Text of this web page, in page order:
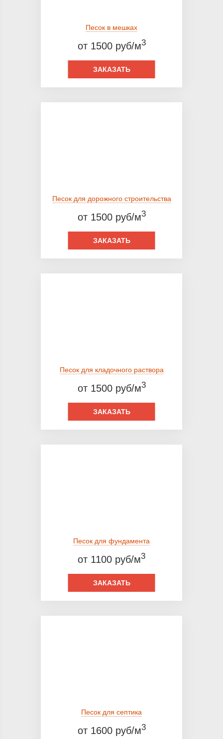
Песок в мешках
от 1500 руб/м3
ЗАКАЗАТЬ
Песок для дорожного строительства
от 1500 руб/м3
ЗАКАЗАТЬ
Песок для кладочного раствора
от 1500 руб/м3
ЗАКАЗАТЬ
Песок для фундамента
от 1100 руб/м3
ЗАКАЗАТЬ
Песок для септика
от 1600 руб/м3